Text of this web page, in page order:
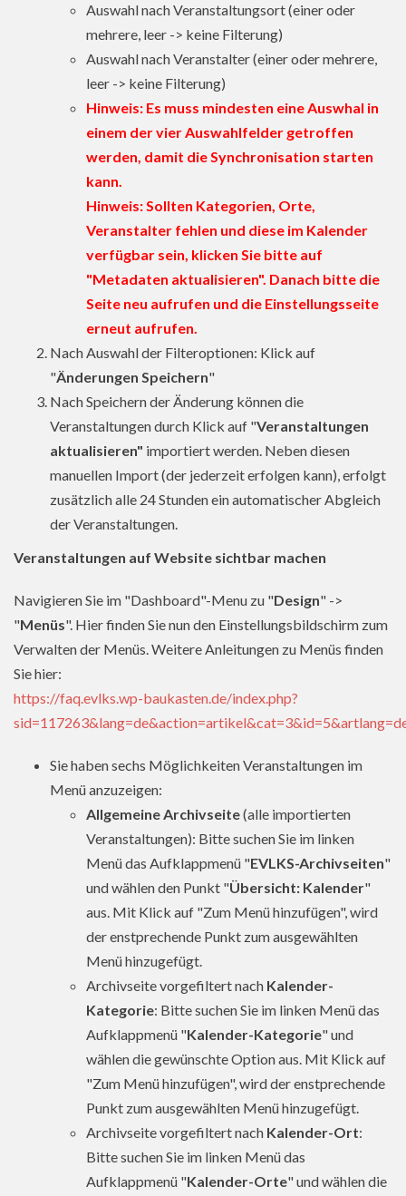
Auswahl nach Veranstaltungsort (einer oder
mehrere, leer -> keine Filterung)
Auswahl nach Veranstalter (einer oder mehrere,
leer -> keine Filterung)
Hinweis: Es muss mindesten eine Auswhal in
einem der vier Auswahlfelder getroffen
werden, damit die Synchronisation starten
kann.
Hinweis: Sollten Kategorien, Orte,
Veranstalter fehlen und diese im Kalender
verfügbar sein, klicken Sie bitte auf
"Metadaten aktualisieren". Danach bitte die
Seite neu aufrufen und die Einstellungsseite
erneut aufrufen.
Nach Auswahl der Filteroptionen: Klick auf
"Änderungen Speichern"
Nach Speichern der Änderung können die
Veranstaltungen durch Klick auf "Veranstaltungen
aktualisieren" importiert werden. Neben diesen
manuellen Import (der jederzeit erfolgen kann), erfolgt
zusätzlich alle 24 Stunden ein automatischer Abgleich
der Veranstaltungen.
Veranstaltungen auf Website sichtbar machen
Navigieren Sie im "Dashboard"-Menu zu "Design" ->
"Menüs". Hier finden Sie nun den Einstellungsbildschirm zum
Verwalten der Menüs. Weitere Anleitungen zu Menüs finden
Sie hier:
https://faq.evlks.wp-baukasten.de/index.php?
Sie haben sechs Möglichkeiten Veranstaltungen im
Menü anzuzeigen:
Allgemeine Archivseite(alle importierten
Veranstaltungen): Bitte suchen Sie im linken
Menü das Aufklappmenü "EVLKS-Archivseiten"
und wählen den Punkt "Übersicht: Kalender"
aus. Mit Klick auf "Zum Menü hinzufügen", wird
der enstprechende Punkt zum ausgewählten
Menü hinzugefügt.
Archivseite vorgefiltert nach Kalender-
Kategorie: Bitte suchen Sie im linken Menü das
Aufklappmenü "Kalender-Kategorie" und
wählen die gewünschte Option aus. Mit Klick auf
"Zum Menü hinzufügen", wird der enstprechende
Punkt zum ausgewählten Menü hinzugefügt.
Archivseite vorgefiltert nach Kalender-Ort:
Bitte suchen Sie im linken Menü das
Aufklappmenü "Kalender-Orte" und wählen die